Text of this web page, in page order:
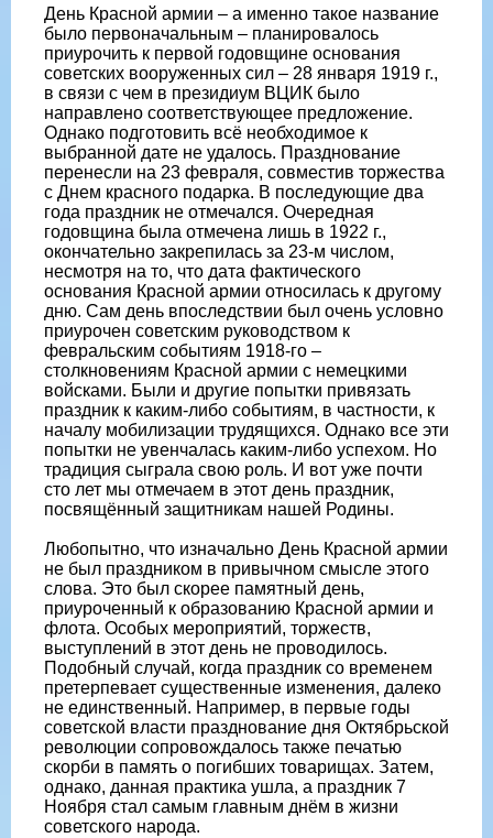
День Красной армии – а именно такое название
было первоначальным – планировалось
приурочить к первой годовщине основания
советских вооруженных сил – 28 января 1919 г.,
в связи с чем в президиум ВЦИК было
направлено соответствующее предложение.
Однако подготовить всё необходимое к
выбранной дате не удалось. Празднование
перенесли на 23 февраля, совместив торжества
с Днем красного подарка. В последующие два
года праздник не отмечался. Очередная
годовщина была отмечена лишь в 1922 г.,
окончательно закрепилась за 23-м числом,
несмотря на то, что дата фактического
основания Красной армии относилась к другому
дню. Сам день впоследствии был очень условно
приурочен советским руководством к
февральским событиям 1918-го –
столкновениям Красной армии с немецкими
войсками. Были и другие попытки привязать
праздник к каким-либо событиям, в частности, к
началу мобилизации трудящихся. Однако все эти
попытки не увенчалась каким-либо успехом. Но
традиция сыграла свою роль. И вот уже почти
сто лет мы отмечаем в этот день праздник,
посвящённый защитникам нашей Родины.
Любопытно, что изначально День Красной армии
не был праздником в привычном смысле этого
слова. Это был скорее памятный день,
приуроченный к образованию Красной армии и
флота. Особых мероприятий, торжеств,
выступлений в этот день не проводилось.
Подобный случай, когда праздник со временем
претерпевает существенные изменения, далеко
не единственный. Например, в первые годы
советской власти празднование дня Октябрьской
революции сопровождалось также печатью
скорби в память о погибших товарищах. Затем,
однако, данная практика ушла, а праздник 7
Ноября стал самым главным днём в жизни
советского народа.